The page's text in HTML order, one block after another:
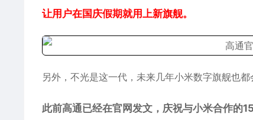
让用户在国庆假期就用上新旗舰。
另外，不光是这一代，未来几年小米数字旗舰也都
此前高通已经在官网发文，庆祝与小米合作的